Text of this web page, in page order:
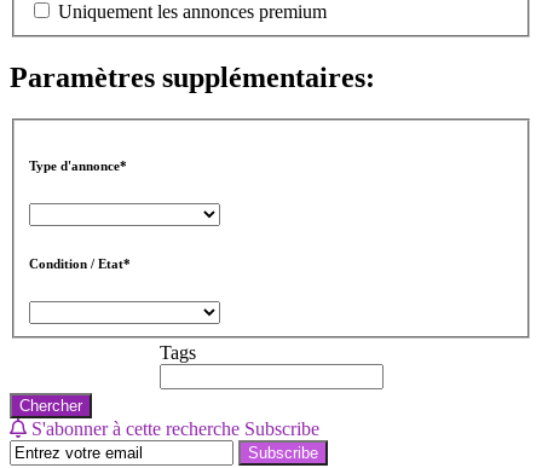
Uniquement les annonces premium
Paramètres supplémentaires:
Type d'annonce*
Condition / Etat*
Tags
Chercher
S'abonner à cette recherche Subscribe
Subscribe